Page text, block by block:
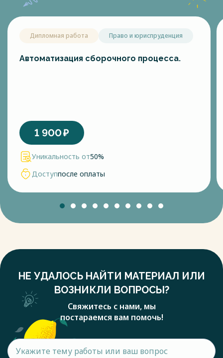
Дипломная работа Право и юриспруденция
Автоматизация сборочного процесса.
1 900₽
Уникальность от50%
Доступпосле оплаты
НЕ УДАЛОСЬ НАЙТИ МАТЕРИАЛ ИЛИ
ВОЗНИКЛИ ВОПРОСЫ?
Свяжитесь с нами, мы
постараемся вам помочь!